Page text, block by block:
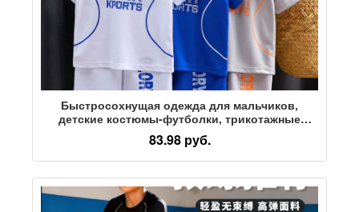
Быстросохнущая одежда для мальчиков,
детские костюмы-футболки, трикотажные
изделия с короткими рукавами, летняя тонкая
спортивная дышащая одежда для тренировок,
шорты-двойки
83.98 руб.